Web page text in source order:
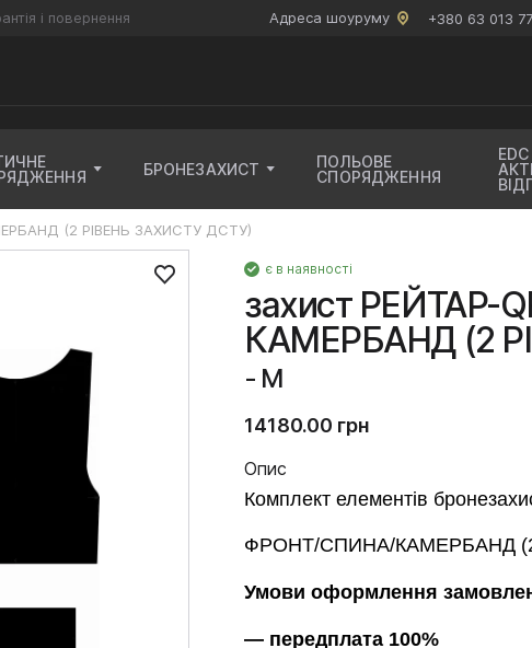
і повернення Адреса шоуруму +380 63 013
БРОНЕЗАХИСТ
ПОЛЬОВЕ
СПОРЯДЖЕННЯ
(2 РІВЕНЬ ЗАХИСТУ ДСТУ)
є в наявності
захист
КАМЕРБАНД (2
- M
14180.00 грн
Опис
Комплект елементів
ФРОНТ/СПИНА/КАМЕРБАНД (2
Умови оформлення
— передплата 100%